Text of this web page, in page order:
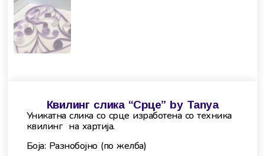
Квилинг слика “Срце” by Tanya
Уникатна слика со срце изработена со техника
квилинг на хартија.
Боја: Разнобојно (по желба)